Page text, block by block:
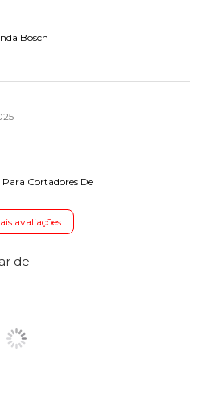
Bosch
Cortadores De
avaliações
de